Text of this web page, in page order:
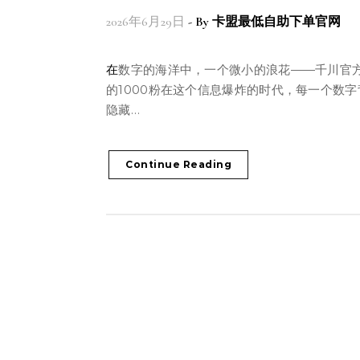
2026年6月29日 - By 卡盟最低自助下单官网
在数字的海洋中，一个微小的浪花——千川官方账号
的1000粉在这个信息爆炸的时代，每一个数
隐藏…
Continue Reading